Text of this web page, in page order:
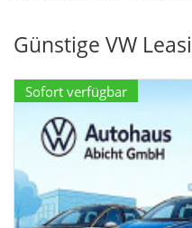
Günstige VW
Sofort verfügbar Alle